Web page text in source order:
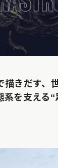
描きだす、
系を支える